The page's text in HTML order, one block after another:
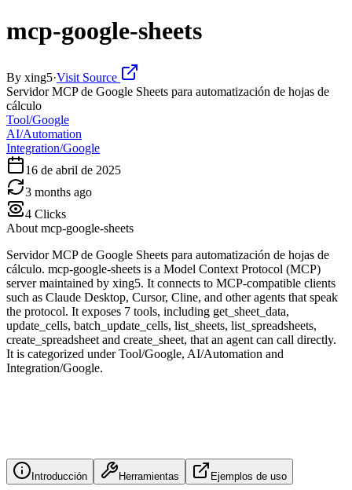
mcp-google-sheets
By xing5·Visit Source
Servidor MCP de Google Sheets para automatización de hojas de
cálculo
Tool/Google
AI/Automation
Integration/Google
16 de abril de 2025
3 months ago
4 Clicks
About mcp-google-sheets
Servidor MCP de Google Sheets para automatización de hojas de
cálculo. mcp-google-sheets is a Model Context Protocol (MCP)
server maintained by xing5. It connects to MCP-compatible clients
such as Claude Desktop, Cursor, Cline, and other agents that speak
the protocol. It exposes 7 tools, including get_sheet_data,
update_cells, batch_update_cells, list_sheets, list_spreadsheets,
create_spreadsheet and create_sheet, that an agent can call directly.
It is categorized under Tool/Google, AI/Automation and
Integration/Google.
Introducción Herramientas Ejemplos de uso